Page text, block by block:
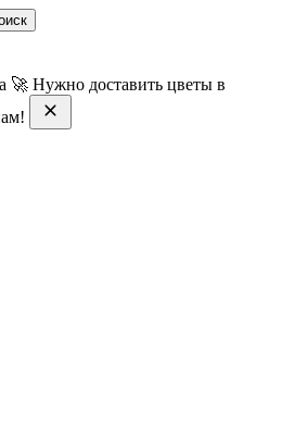
🚀 Нужно доставить цветы в